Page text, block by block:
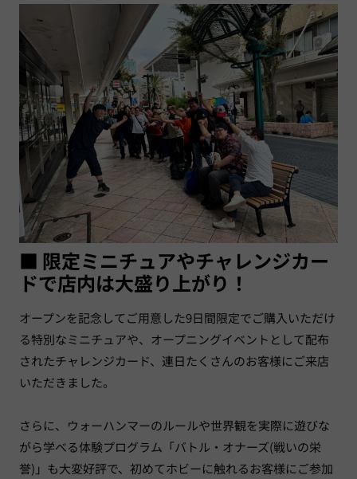
■ 限定ミニチュアやチャレンジカー
ドで店内は大盛り上がり！
オープンを記念してご用意した9日間限定でご購入いただけ
る特別なミニチュアや、オープニングイベントとして配布
されたチャレンジカード、連日たくさんのお客様にご来店
いただきました。
さらに、ウォーハンマーのルールや世界観を実際に遊びな
がら学べる体験プログラム「バトル・オナーズ(戦いの栄
誉)」も大変好評で、初めてホビーに触れるお客様にご参加